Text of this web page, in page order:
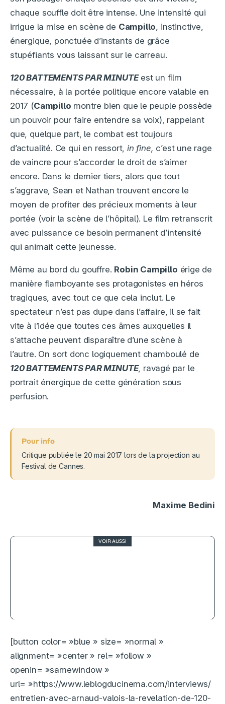
chaque souffle doit être intense. Une intensité qui
irrigue la mise en scène de Campillo , instinctive,
énergique, ponctuée d’instants de grâce
stupéfiants vous laissant sur le carreau.
120 BATTEMENTS PAR MINUTEest un film
nécessaire, à la portée politique encore valable en
2017 (Campillo montre bien que le peuple possède
un pouvoir pour faire entendre sa voix), rappelant
que, quelque part, le combat est toujours
d’actualité. Ce qui en ressort,in fine, c’est une rage
de vaincre pour s’accorder le droit de s’aimer
encore. Dans le dernier tiers, alors que tout
s’aggrave, Sean et Nathan trouvent encore le
moyen de profiter des précieux moments à leur
portée (voir la scène de l’hôpital). Le film retranscrit
avec puissance ce besoin permanent d’intensité
qui animait cette jeunesse.
Même au bord du gouffre. Robin Campillo érige de
manière flamboyante ses protagonistes en héros
tragiques, avec tout ce que cela inclut. Le
spectateur n’est pas dupe dans l’affaire, il se fait
vite à l’idée que toutes ces âmes auxquelles il
s’attache peuvent disparaître d’une scène à
l’autre. On sort donc logiquement chamboulé de
120 BATTEMENTS PAR MINUTE, ravagé par le
portrait énergique de cette génération sous
perfusion.
Critique publiée le 20 mai 2017 lors de la projection au
Festival de Cannes.
Maxime Bedini
VOIR AUSSI
[button color= »blue » size= »normal »
alignment= »center » rel= »follow »
openin= »samewindow »
url= »https://www.leblogducinema.com/interviews/
entretien-avec-arnaud-valois-la-revelation-de-120-